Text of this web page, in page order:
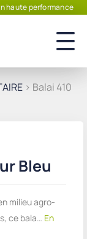
haute performance
> Balai 410
Bleu
milieu agro-
ce bala… En